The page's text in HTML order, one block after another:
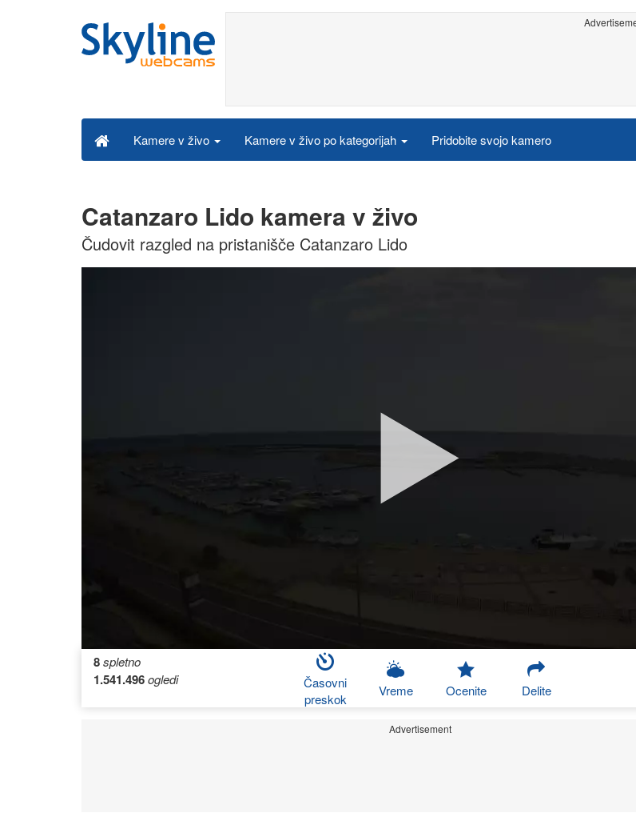
Kamere v živo Kamere v živo po kategorijah Pridobite svojo kamero
Catanzaro Lido kamera v živo
Čudovit razgled na pristanišče Catanzaro Lido
8spletno
1.541.496ogledi
Časovni
preskok
Vreme Ocenite Delite
Advertisement